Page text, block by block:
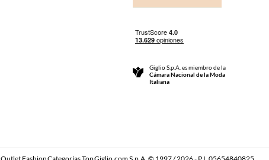
Giglio S.p.A. es miembro de la
Cámara Nacional de la Moda
Italiana